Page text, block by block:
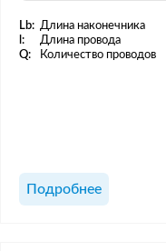
Lb: Длина наконечника
l:
Длина провода
Q:
Количество проводов
Подробнее